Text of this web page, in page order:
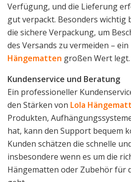
Verfügung, und die Lieferung
gut verpackt. Besonders wichtig
die sichere Verpackung, um
des Versands zu vermeiden –
Hängematten großen Wert legt.
Kundenservice und Beratung
Ein professioneller
den Stärken von Lola
Produkten,
hat, kann den Support bequem
Kunden schätzen die schnelle
insbesondere wenn es um die
Hängematten oder Zubehör für